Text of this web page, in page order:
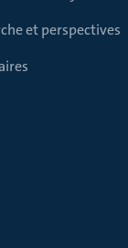
et perspectives